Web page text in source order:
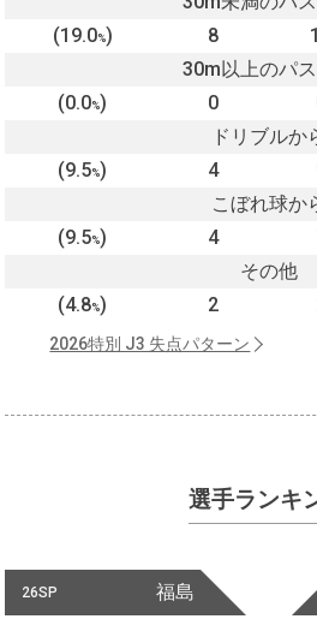
(19.0%) 8
30m以上のパ
(0.0%) 0
ドリブルか
(9.5%) 4
こぼれ球か
(9.5%) 4
その他
(4.8%) 2
2026特別 J3 失点パターン
選手ランキ
26SP 福島